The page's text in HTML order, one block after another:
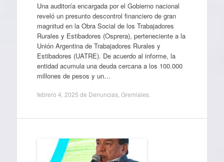
Una auditoría encargada por el Gobierno nacional
reveló un presunto descontrol financiero de gran
magnitud en la Obra Social de los Trabajadores
Rurales y Estibadores (Osprera), perteneciente a la
Unión Argentina de Trabajadores Rurales y
Estibadores (UATRE). De acuerdo al informe, la
entidad acumula una deuda cercana a los 100.000
millones de pesos y un…
febrero 4, 2025 de Denuncias, Gremiales.